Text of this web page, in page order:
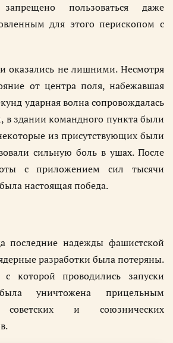
пользоваться даже
для этого перископом с
оказались не лишними. Несмотря
от центра поля, набежавшая
ударная волна сопровождалась
здании командного пункта были
из присутствующих были
сильную боль в ушах. После
с приложением сил тысячи
настоящая победа.
последние надежды фашистской
разработки была потеряны.
которой проводились запуски
уничтожена прицельным
советских и союзнических